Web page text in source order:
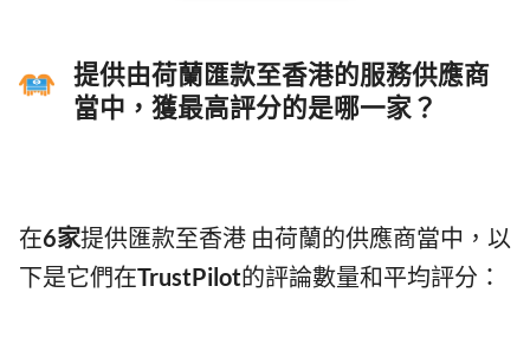
提供由荷蘭匯款至香港的服務供應商
當中，獲最高評分的是哪一家？
在6家提供匯款至香港 由荷蘭的供應商當中，以
下是它們在TrustPilot的評論數量和平均評分：